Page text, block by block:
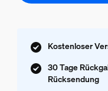
Kostenloser
30 Tage
Rücksendung